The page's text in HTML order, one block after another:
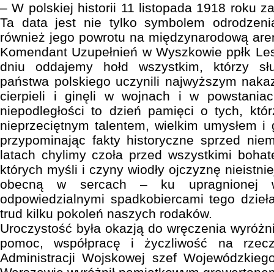
– W polskiej historii 11 listopada 1918 roku
Ta data jest nie tylko symbolem
również jego powrotu na międzynarodową
Komendant Uzupełnień w Wyszkowie ppłk
dniu oddajemy hołd wszystkim, którzy
państwa polskiego uczynili najwyższym
cierpieli i ginęli w wojnach i w
niepodległości to dzień pamięci o tych,
nieprzeciętnym talentem, wielkim umysłem i
przypominając fakty historyczne sprzed
latach chylimy czoła przed wszystkimi
których myśli i czyny wiodły ojczyznę
obecną w sercach – ku upragnionej
odpowiedzialnymi spadkobiercami tego
trud kilku pokoleń naszych rodaków.
Uroczystość była okazją do wręczenia
pomoc, współpracę i życzliwość na
Administracji Wojskowej szef